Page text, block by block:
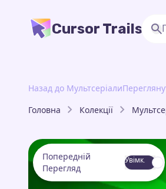
Cursor Trails
Назад до Мультсеріали
Головна Колекції
Попередній
Перегляд
Увімк.